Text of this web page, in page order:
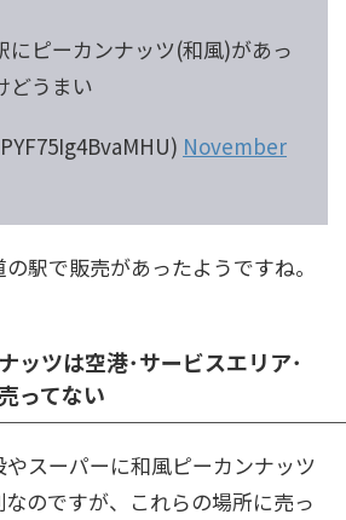
にピーカンナッツ(和風)があっ
どうまい
November
駅で販売があったようですね。
ッツは空港･サービスエリア･
ってない
スーパーに和風ピーカンナッツ
のですが、これらの場所に売っ